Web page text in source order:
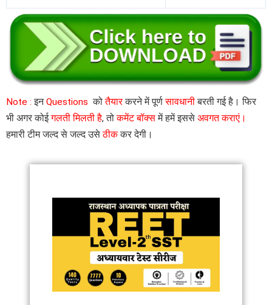
Note : इनQuestions कोतैयारकरने में पूर्णसावधानीबरती गई है। फिर
भी अगर कोईगलती मिलती है, तोकमेंट बॉक्समें हमें इससे अवगत कराएं।
हमारी टीम जल्द से जल्द उसेठीककर देगी।